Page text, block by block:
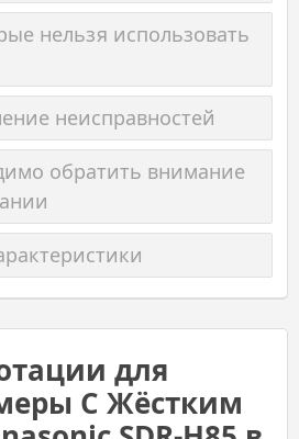
нельзя использовать
неисправностей
обратить внимание
для
С Жёстким